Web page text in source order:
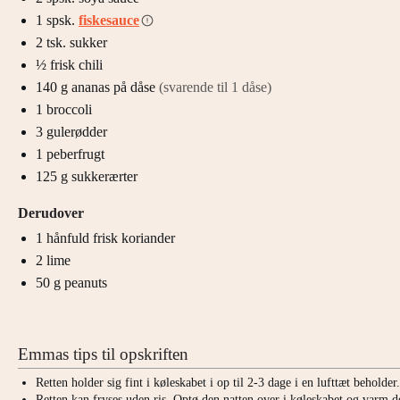
1 spsk. fiskesauce
2 tsk. sukker
½ frisk chili
140 g ananas på dåse (svarende til 1 dåse)
1 broccoli
3 gulerødder
1 peberfrugt
125 g sukkerærter
Derudover
1 hånfuld frisk koriander
2 lime
50 g peanuts
Emmas tips til opskriften
Retten holder sig fint i køleskabet i op til 2-3 dage i en lufttæt